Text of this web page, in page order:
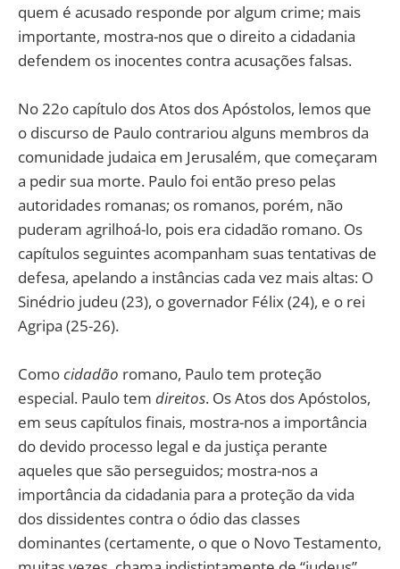
quem é acusado responde por algum crime; mais
importante, mostra-nos que o direito a cidadania
defendem os inocentes contra acusações falsas.
No 22o capítulo dos Atos dos Apóstolos, lemos que
o discurso de Paulo contrariou alguns membros da
comunidade judaica em Jerusalém, que começaram
a pedir sua morte. Paulo foi então preso pelas
autoridades romanas; os romanos, porém, não
puderam agrilhoá-lo, pois era cidadão romano. Os
capítulos seguintes acompanham suas tentativas de
defesa, apelando a instâncias cada vez mais altas: O
Sinédrio judeu (23), o governador Félix (24), e o rei
Agripa (25-26).
Comocidadão romano, Paulo tem proteção
especial. Paulo tem direitos. Os Atos dos Apóstolos,
em seus capítulos finais, mostra-nos a importância
do devido processo legal e da justiça perante
aqueles que são perseguidos; mostra-nos a
importância da cidadania para a proteção da vida
dos dissidentes contra o ódio das classes
dominantes (certamente, o que o Novo Testamento,